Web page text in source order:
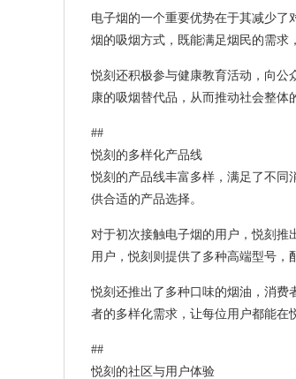
电子烟的一个重要优势在于其减少
烟的吸烟方式，既能满足烟民的需求
悦刻还积极参与健康教育活动，向公
康的吸烟替代品，从而推动社会整体
##
悦刻的多样化产品线
悦刻的产品线丰富多样，满足了不同
供合适的产品选择。
对于初次接触电子烟的用户，悦刻推
用户，悦刻则提供了多种高端型号，
悦刻还推出了多种口味的烟油，消费
者的多样化需求，让每位用户都能在
##
悦刻的社区与用户体验